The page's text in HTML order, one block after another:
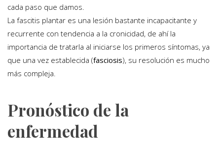
cada paso que damos.
La fascitis plantar es una lesión bastante incapacitante y
recurrente con tendencia a la cronicidad, de ahí la
importancia de tratarla al iniciarse los primeros síntomas, ya
que una vez establecida (fasciosis), su resolución es mucho
más compleja.
Pronóstico de la
enfermedad